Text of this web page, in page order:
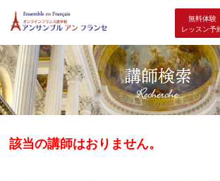
無料体験
レッスン予
講師検索
該当の講師はおりません。